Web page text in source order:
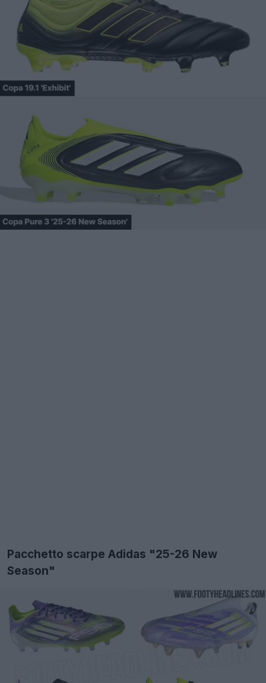
Pacchetto scarpe Adidas "25-26 New
Season"